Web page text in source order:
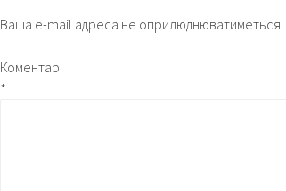
Ваша e-mail адреса не оприлюднюватиметься.
Коментар
*